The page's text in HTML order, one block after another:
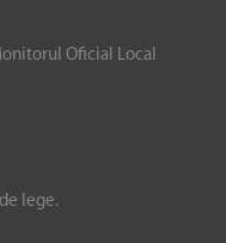
Oficial Local
lege.